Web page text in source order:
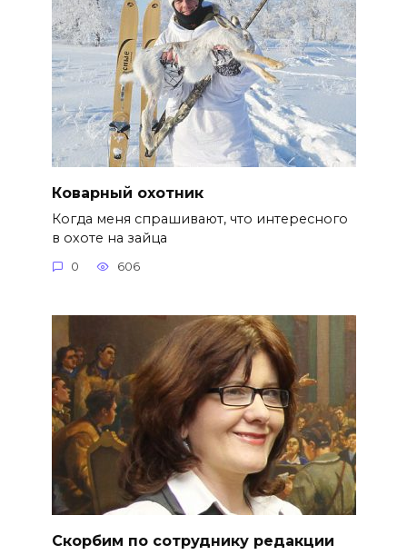
Коварный охотник
Когда меня спрашивают, что интересного
в охоте на зайца
0 606
Скорбим по сотруднику редакции